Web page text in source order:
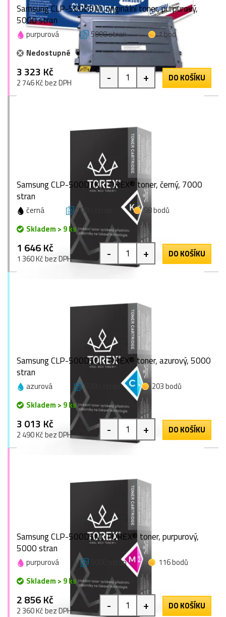
Samsung CLP-500D5M, originální toner, purpurový,
5000 stran
purpurová 5000 stran
1 bod
Nedostupné
3 323 Kč
2 746 Kč bez DPH - + DO KOŠÍKU
Samsung CLP-500D7K, TOREX® toner, černý, 7000
stran
černá 7000 stran
98 bodů
Skladem > 9 ks
1 646 Kč
1 360 Kč bez DPH - + DO KOŠÍKU
Samsung CLP-500D5C, TOREX® toner, azurový, 5000
stran
azurová 5000 stran
203 bodů
Skladem > 9 ks
3 013 Kč
2 490 Kč bez DPH - + DO KOŠÍKU
Samsung CLP-500D5M, TOREX® toner, purpurový,
5000 stran
purpurová 5000 stran
116 bodů
Skladem > 9 ks
2 856 Kč
2 360 Kč bez DPH - + DO KOŠÍKU